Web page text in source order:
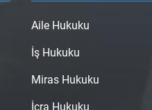
Aile Hukuku
İş Hukuku
Miras Hukuku
İcra Hukuku